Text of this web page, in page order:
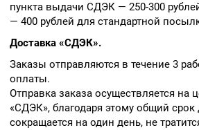
пункта выдачи СДЭК — 250-300
— 400 рублей для стандартной
Доставка «СДЭК».
Заказы отправляются в течение 3
оплаты.
Отправка заказа осуществляется на
«СДЭК», благодаря этому общий срок
сокращается на один день, не